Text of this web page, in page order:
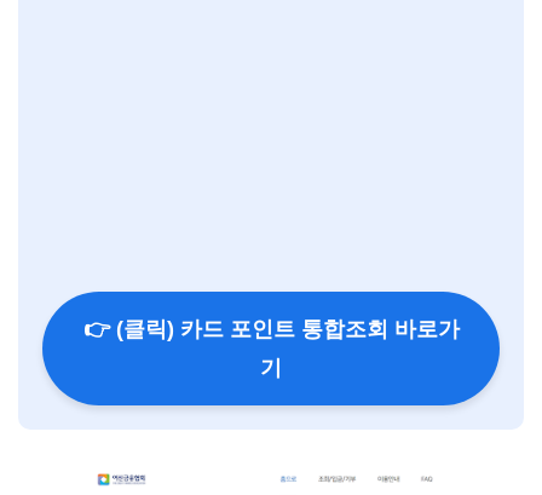
👉 (클릭) 카드 포인트 통합조회 바로가
기